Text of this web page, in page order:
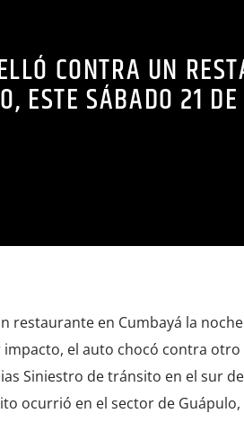
CONTRA UN
ESTE SÁBADO 21
restaurante en Cumbayá la
el auto chocó contra
Siniestro de tránsito en el sur
ocurrió en el sector de